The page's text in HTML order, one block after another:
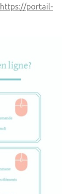
https://portail-